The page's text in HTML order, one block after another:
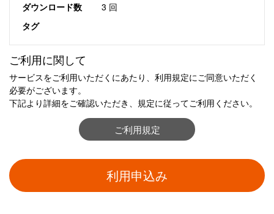
ダウンロード数
3 回
タグ
ご利用に関して
サービスをご利用いただくにあたり、利用規定にご同意いただく
必要がございます。
下記より詳細をご確認いただき、規定に従ってご利用ください。
ご利用規定
利用申込み